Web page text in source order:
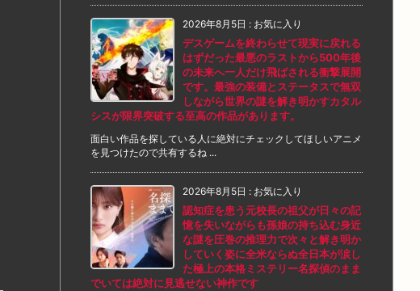
2026年8月5日 : お気に入り
デスゲームを終わらせて現実に戻れる
はずだった最悪のラストから500年後
の未来へ一人だけ飛ばされる衝撃展開
です。最強の装備とステータスで無双
しながら世界の謎を解き明かすカタル
シスが限界突破する至高の作品があります。
面白い作品を探している人に絶対にチェックしてほしいアニメ
を見つけたので共有するね ...
2026年8月5日 : お気に入り
認知症を患う元校長の祖父が日々の記
憶を失いながらも孫娘の持ち込む身近
な謎を圧巻の推理力で次々と解き明か
していく姿に全米ならぬ全日本が涙し
た極上の本格ミステリー名探偵のまま
でいては絶対に見逃せない神作です